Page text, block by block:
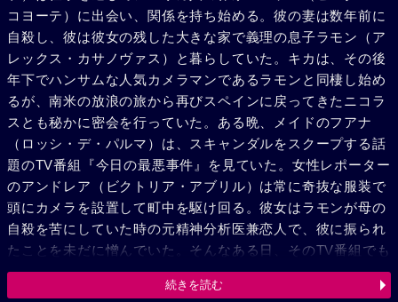
コヨーテ）に出会い、関係を持ち始める。彼の妻は数年前に
自殺し、彼は彼女の残した大きな家で義理の息子ラモン（ア
レックス・カサノヴァス）と暮らしていた。キカは、その後
年下でハンサムな人気カメラマンであるラモンと同棲し始め
るが、南米の放浪の旅から再びスペインに戻ってきたニコラ
スとも秘かに密会を行っていた。ある晩、メイドのフアナ
（ロッシ・デ・パルマ）は、スキャンダルをスクープする話
題のTV番組『今日の最悪事件』を見ていた。女性レポーター
のアンドレア（ビクトリア・アブリル）は常に奇抜な服装で
頭にカメラを設置して町中を駆け回る。彼女はラモンが母の
自殺を苦にしていた時の元精神分析医兼恋人で、彼に振られ
たことを未だに憎んでいた。そんなある日、そのTV番組でも
話題にしていたポルノ男優で強姦魔のポール（サンティア
ゴ・ラフスティシア）が姉であるフアナに会いに来て、キカ
続きを読む